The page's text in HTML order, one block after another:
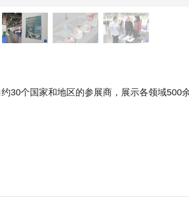
个国家和地区的参展商，展示各领域500